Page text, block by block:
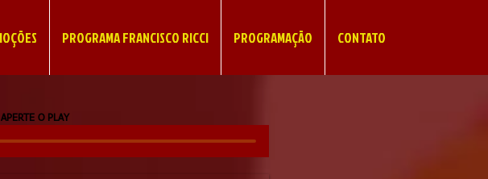
PROGRAMA FRANCISCO RICCI PROGRAMAÇÃO CONTATO
O PLAY